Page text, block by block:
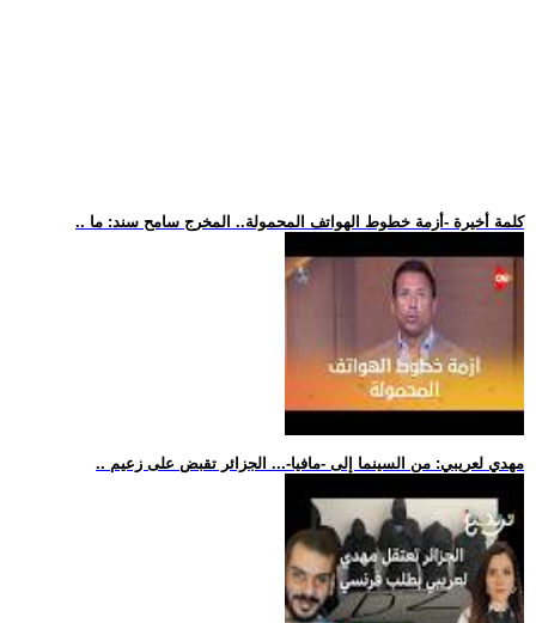
.. كلمة أخيرة -أزمة خطوط الهواتف المحمولة.. المخرج سامح سند: ما
.. مهدي لعريبي: من السينما إلى -مافيا-... الجزائر تقبض على زعيم